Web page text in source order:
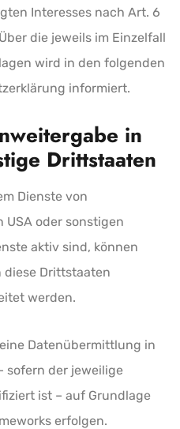
Interesses nach Art. 6
die jeweils im Einzelfall
wird in den folgenden
informiert.
in
Drittstaaten
Dienste von
USA oder sonstigen
aktiv sind, können
diese Drittstaaten
werden.
Datenübermittlung in
sofern der jeweilige
ist – auf Grundlage
erfolgen.